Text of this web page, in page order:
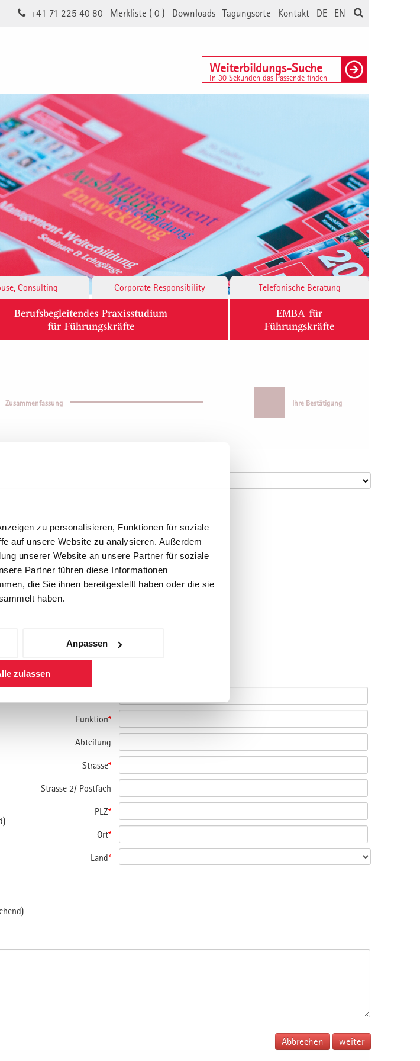
zu personalisieren, Funktionen für soziale
auf unsere Website zu analysieren. Außerdem
unserer Website an unsere Partner für soziale
Partner führen diese Informationen
die Sie ihnen bereitgestellt haben oder die sie
haben.
Anpassen
zulassen
EN
DE
Kontakt
Tagungsorte
Downloads
Merkliste (0 )
+41 71 225 40 80
Weiterbildungs-Suche
In 30 Sekunden das Passende finden
Consulting Corporate Responsibility Telefonische Beratung
Berufsbegleitendes Praxisstudium
für Führungskräfte
EMBA für
Führungskräfte
Zusammenfassung Ihre Bestätigung
Funktion*
Abteilung
Strasse*
Strasse 2/ Postfach
PLZ*
Ort*
Land*
Abbrechen